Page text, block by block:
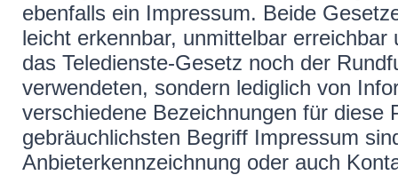
ebenfalls ein Impressum. Beide
leicht erkennbar, unmittelbar
das Teledienste-Gesetz noch der
verwendeten, sondern lediglich von
verschiedene Bezeichnungen für diese
gebräuchlichsten Begriff Impressum
Anbieterkennzeichnung oder auch